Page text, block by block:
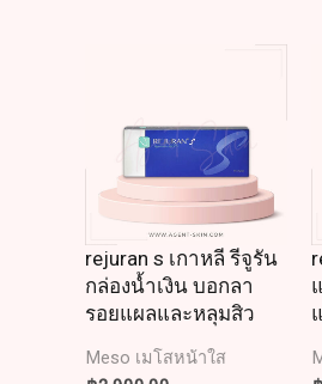
rejuran s เกาหลี รีจูรัน
กล่องน้ำเงิน บอกลา
รอยแผลและหลุมสิว
Meso เมโสหน้าใส